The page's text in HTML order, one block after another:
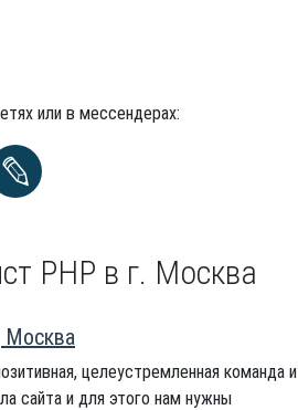
или в мессендерах:
PHP в г. Москва
Москва
целеустремленная команда и
сайта и для этого нам нужны